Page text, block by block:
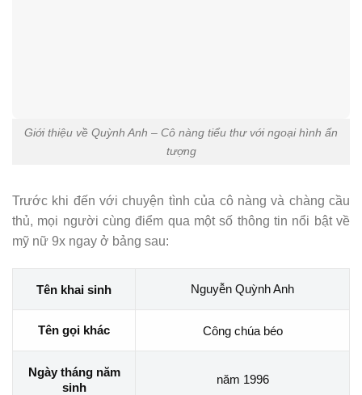
Giới thiệu về Quỳnh Anh – Cô nàng tiểu thư với ngoại hình ấn
tượng
Trước khi đến với chuyện tình của cô nàng và chàng cầu
thủ, mọi người cùng điểm qua một số thông tin nổi bật về
mỹ nữ 9x ngay ở bảng sau:
Tên khai sinh Nguyễn Quỳnh Anh
Tên gọi khác Công chúa béo
Ngày tháng năm
sinh
năm 1996